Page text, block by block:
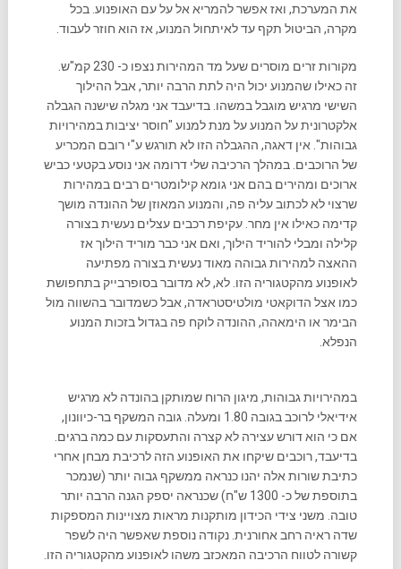
את המערכת, ואז אפשר להמריא אל על עם האופנוע. בכל
מקרה, הביטול תקף עד לאיתחול המנוע, אז הוא חוזר לעבוד.
מקורות זרים מוסרים שעל מד המהירות נצפו כ- 230 קמ"ש.
זה כאילו שהמנוע יכול היה לתת הרבה יותר, אבל ההילוך
השישי מרגיש מוגבל במשהו. בדיעבד אני מגלה שישנה הגבלה
אלקטרונית על המנוע על מנת למנוע "חוסר יציבות במהירויות
גבוהות". אין דאגה, ההגבלה הזו לא תורגש ע"י רובם המכריע
של הרוכבים. במהלך הרכיבה שלי דרומה אני נוסע בקטעי כביש
ארוכים ומהירים בהם אני גומא קילומטרים רבים במהירות
שרצוי לא לכתוב עליה פה, והמנוע המאוזן של ההונדה מושך
קדימה כאילו אין מחר. עקיפת רכבים עצלים נעשית בצורה
קלילה ומבלי להוריד הילוך, ואם אני כבר מוריד הילוך אז
ההאצה למהירות גבוהה מאוד נעשית בצורה מפתיעה
לאופנוע מהקטגוריה הזו. לא, לא מדובר בסופרבייק בתחפושת
כמו אצל הדוקאטי מולטיסטראדה, אבל כשמדובר בהשווה מול
הבימר או הימאהה, ההונדה לוקח פה בגדול בזכות המנוע
הנפלא.
במהירויות גבוהות, מיגון הרוח שמותקן בהונדה לא מרגיש
אידיאלי לרוכב בגובה 1.80 ומעלה. גובה המשקף בר-כיוונון,
אם כי הוא דורש עצירה לא קצרה והתעסקות עם כמה ברגים.
בדיעבד, רוכבים שיקחו את האופנוע הזה לרכיבת מבחן אחרי
כתיבת שורות אלה יהנו כנראה ממשקף גבוה יותר (שנמכר
בתוספת של כ- 1300 ש"ח) שכנראה יספק הגנה הרבה יותר
טובה. משני צידי הכידון מותקנות מראות מצויינות המספקות
שדה ראיה רחב אחורנית. נקודה נוספת שאפשר היה לשפר
קשורה לטווח הרכיבה המאכזב משהו לאופנוע מהקטגוריה הזו.